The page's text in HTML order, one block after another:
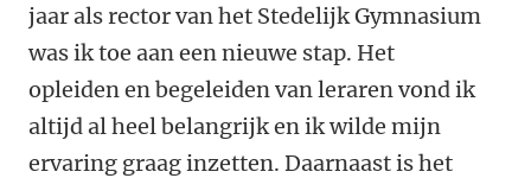
jaar als rector van het Stedelijk Gymnasium
was ik toe aan een nieuwe stap. Het
opleiden en begeleiden van leraren vond ik
altijd al heel belangrijk en ik wilde mijn
ervaring graag inzetten. Daarnaast is het